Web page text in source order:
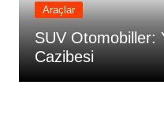
Araçlar
SUV Otomobiller:
Cazibesi